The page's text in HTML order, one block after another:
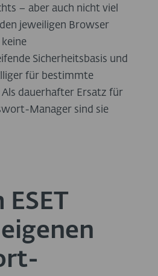
– aber auch nicht viel
jeweiligen Browser
Sicherheitsbasis und
für bestimmte
dauerhafter Ersatz für
Manager sind sie